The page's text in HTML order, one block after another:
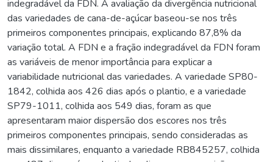
indegradável da FDN. A avaliação da divergência nutricional
das variedades de cana-de-açúcar baseou-se nos três
primeiros componentes principais, explicando 87,8% da
variação total. A FDN e a fração indegradável da FDN foram
as variáveis de menor importância para explicar a
variabilidade nutricional das variedades. A variedade SP80-
1842, colhida aos 426 dias após o plantio, e a variedade
SP79-1011, colhida aos 549 dias, foram as que
apresentaram maior dispersão dos escores nos três
primeiros componentes principais, sendo consideradas as
mais dissimilares, enquanto a variedade RB845257, colhida